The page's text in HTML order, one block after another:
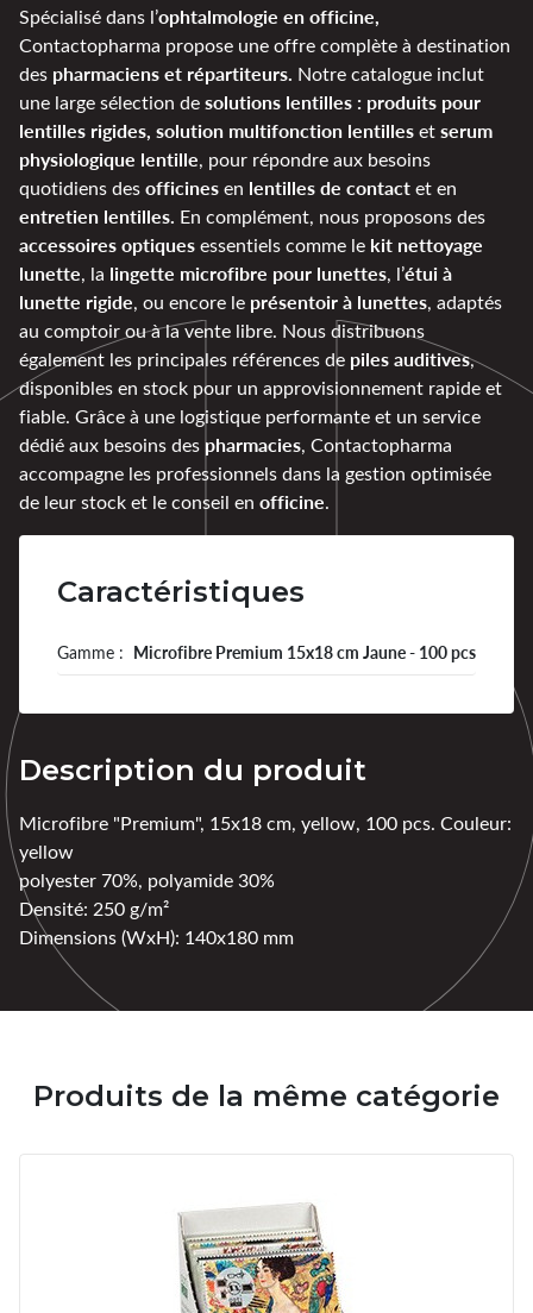
Spécialisé dans l’ophtalmologie en officine,
Contactopharma propose une offre complète à destination
des pharmaciens et répartiteurs. Notre catalogue inclut
une large sélection desolutions lentilles : produits pour
lentilles rigides, solution multifonction lentillesetserum
physiologique lentille, pour répondre aux besoins
quotidiens desofficinesen lentilles de contactet en
entretien lentilles. En complément, nous proposons des
accessoires optiquesessentiels comme le kit nettoyage
lunette, la lingette microfibre pour lunettes, l’étui à
lunette rigide, ou encore le présentoir à lunettes, adaptés
au comptoir ou à la vente libre. Nous distribuons
également les principales références de piles auditives,
disponibles en stock pour un approvisionnement rapide et
fiable. Grâce à une logistique performante et un service
dédié aux besoins des pharmacies, Contactopharma
accompagne les professionnels dans la gestion optimisée
de leur stock et le conseil en officine.
Caractéristiques
Gamme : Microfibre Premium 15x18 cm Jaune - 100 pcs
Description du produit
Microfibre "Premium", 15x18 cm, yellow, 100 pcs. Couleur:
yellow
polyester 70%, polyamide 30%
Densité: 250 g/m²
Dimensions (WxH): 140x180 mm
Produits de la même catégorie